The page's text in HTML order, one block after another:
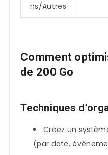
ns/Autres
Comment
de 200 Go
Techniques
Créez un
(par date,